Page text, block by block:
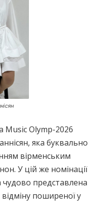
Music Olymp-2026
яка буквально
вірменським
У цій же номінації
чудово представлена
поширеної у